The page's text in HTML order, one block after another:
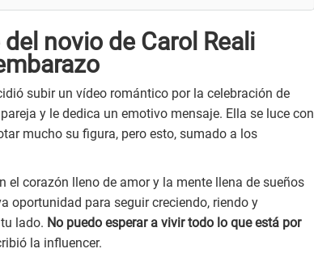
novio de Carol Reali
subir un vídeo romántico por la celebración de
y le dedica un emotivo mensaje. Ella se luce con
mucho su figura, pero esto, sumado a los
el corazón lleno de amor y la mente llena de sueños
oportunidad para seguir creciendo, riendo y
lado. No puedo esperar a vivir todo lo que está por
la influencer.